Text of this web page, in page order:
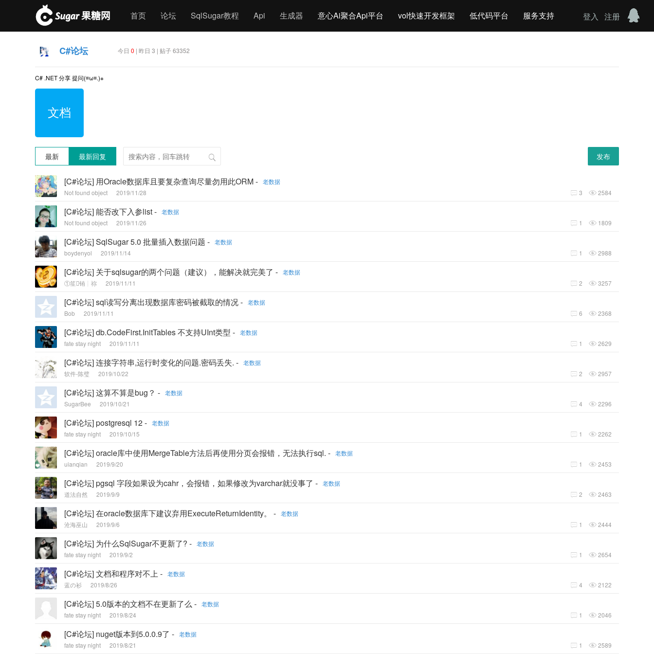
首页 论坛 SqlSugar教程 Api 生成器 意心Ai聚合Api平台 vol快速开发框架 低代码平台 服务支持 登入 注册
C#论坛 今日 0 | 昨日 3 | 贴子 63352
C# .NET 分享 提问(≡ω≡.)※
文档
最新 最新回复 发布
[C#论坛] 用Oracle数据库且要复杂查询尽量勿用此ORM - 老数据
Not found object
2019/11/28  3 2584
[C#论坛] 能否改下入参list - 老数据
Not found object
2019/11/26  1  1809
[C#论坛] SqlSugar 5.0 批量插入数据问题 - 老数据
boydenyol
2019/11/14  1 2988
[C#论坛] 关于sqlsugar的两个问题（建议），能解决就完美了 - 老数据
①笙铕┊祢
2019/11/11  2 3257
[C#论坛] sql读写分离出现数据库密码被截取的情况 - 老数据
Bob
2019/11/11  6 2368
[C#论坛] db.CodeFirst.InitTables 不支持UInt类型 - 老数据
fate stay night
2019/11/11  1 2629
[C#论坛] 连接字符串,运行时变化的问题.密码丢失. - 老数据
软件-陈璧
2019/10/22  2 2957
[C#论坛] 这算不算是bug？ - 老数据
SugarBee
2019/10/21  4 2296
[C#论坛] postgresql 12 - 老数据
fate stay night
2019/10/15  1 2262
[C#论坛] oracle库中使用MergeTable方法后再使用分页会报错，无法执行sql. - 老数据
uianqian
2019/9/20  1 2453
[C#论坛] pgsql 字段如果设为cahr，会报错，如果修改为varchar就没事了 - 老数据
道法自然
2019/9/9  2 2463
[C#论坛] 在oracle数据库下建议弃用ExecuteReturnIdentity。 - 老数据
沧海巫山
2019/9/6  1 2444
[C#论坛] 为什么SqlSugar不更新了? - 老数据
fate stay night
2019/9/2  1 2654
[C#论坛] 文档和程序对不上 - 老数据
蓝の衫
2019/8/26  4 2122
[C#论坛] 5.0版本的文档不在更新了么 - 老数据
fate stay night
2019/8/24  1 2046
[C#论坛] nuget版本到5.0.0.9了 - 老数据
fate stay night
2019/8/21  1 2589